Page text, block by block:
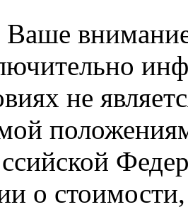
не
о